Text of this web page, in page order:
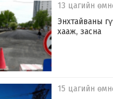
13 цагийн
Энхтайваны
хааж, засна
15 цагийн